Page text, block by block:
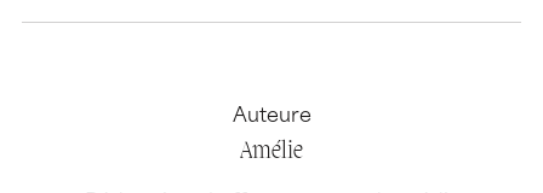
Auteure
Amélie